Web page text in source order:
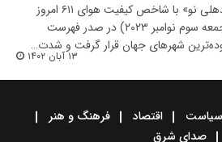
«دهلی نو» با شاخص کیفیت هوای ۶۱۱ امروز
(جمعه سوم نوامبر ۲۰۲۳) در صدر فهرست
شهرهای جهان قرار گرفت و شدت…
۱۳ آبان ۱۴۰۲
سیاست اقتصاد
فرهنگ و هنر
صدای شرق